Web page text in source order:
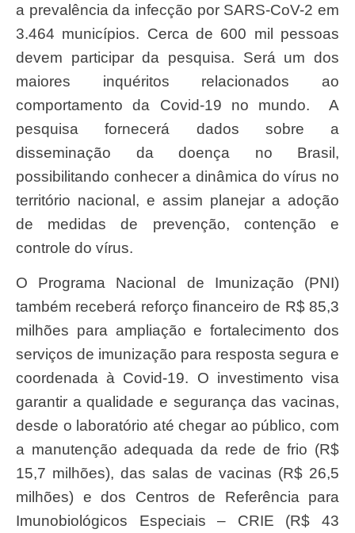
a prevalência da infecção por SARS-CoV-2 em
3.464 municípios. Cerca de 600 mil pessoas
devem participar da pesquisa. Será um dos
maiores inquéritos relacionados ao
comportamento da Covid-19 no mundo. A
pesquisa fornecerá dados sobre a
disseminação da doença no Brasil,
possibilitando conhecer a dinâmica do vírus no
território nacional, e assim planejar a adoção
de medidas de prevenção, contenção e
controle do vírus.
O Programa Nacional de Imunização (PNI)
também receberá reforço financeiro de R$ 85,3
milhões para ampliação e fortalecimento dos
serviços de imunização para resposta segura e
coordenada à Covid-19. O investimento visa
garantir a qualidade e segurança das vacinas,
desde o laboratório até chegar ao público, com
a manutenção adequada da rede de frio (R$
15,7 milhões), das salas de vacinas (R$ 26,5
milhões) e dos Centros de Referência para
Imunobiológicos Especiais – CRIE (R$ 43